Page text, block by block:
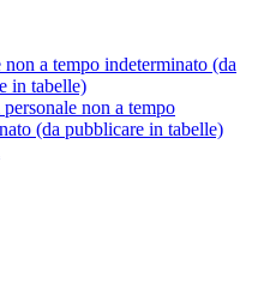
non a tempo indeterminato (da
in tabelle)
non a tempo
(da pubblicare in tabelle)